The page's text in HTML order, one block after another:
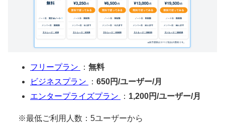
フリープラン ： 無料
ビジネスプラン
： 650円/ユーザー/月
エンタープライズプラン
： 1,200円/ユーザー/月
※最低ご利用人数：5ユーザーから